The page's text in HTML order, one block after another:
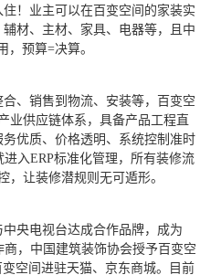
！业主可以在百变空间的家装实
材、主材、家具、电器等，且中
，预算=决算。
、销售到物流、安装等，百变空
业供应链体系，具备产品工程直
优质、价格透明、系统控制准时
入ERP标准化管理，所有装修流
，让装修潜规则无可遁形。
央电视台达成合作品牌，成为
，中国建筑装饰协会授予百变空
空间进驻天猫、京东商城。目前